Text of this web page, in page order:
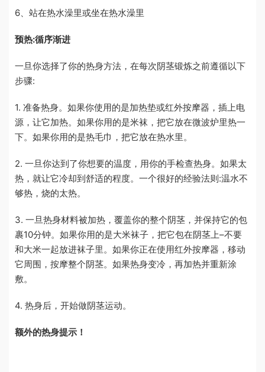
6、站在热水澡里或坐在热水澡里
预热:循序渐进
一旦你选择了你的热身方法，在每次阴茎锻炼之前遵循以下
步骤:
1. 准备热身。如果你使用的是加热垫或红外按摩器，插上电
源，让它加热。如果你用的是米袜，把它放在微波炉里热一
下。如果你用的是热毛巾，把它放在热水里。
2. 一旦你达到了你想要的温度，用你的手检查热身。如果太
热，就让它冷却到舒适的程度。一个很好的经验法则:温水不
够热，烧的太热。
3. 一旦热身材料被加热，覆盖你的整个阴茎，并保持它的包
裹10分钟。如果你用的是大米袜子，把它包在阴茎上–不要
和大米一起放进袜子里。如果你正在使用红外按摩器，移动
它周围，按摩整个阴茎。如果热身变冷，再加热并重新涂
敷。
4. 热身后，开始做阴茎运动。
额外的热身提示！